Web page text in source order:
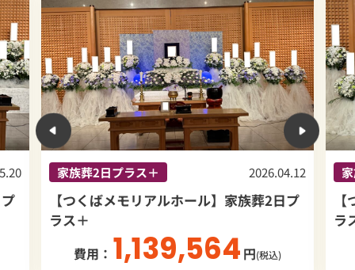
家族葬2日プラス＋ 2025.11.30
【つくばメモリアルホール】家族葬2日プ
ラス＋
費用： 1,340,282 円(税込)
ラ